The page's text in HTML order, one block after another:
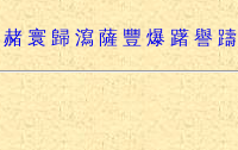
赭 寰 歸 瀉 薩 豐 爆 躇 譽 躊